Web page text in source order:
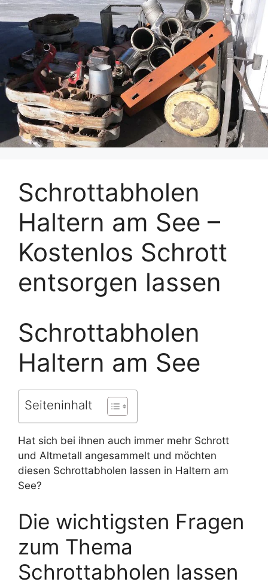
Schrottabholen
Haltern am See –
Kostenlos Schrott
entsorgen lassen
Schrottabholen
Haltern am See
Seiteninhalt
Hat sich bei ihnen auch immer mehr Schrott
und Altmetall angesammelt und möchten
diesen Schrottabholen lassen in Haltern am
See?
Die wichtigsten Fragen
zum Thema
Schrottabholen lassen